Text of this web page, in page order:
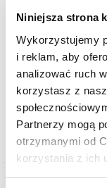
Niniejsza strona
Wykorzystujemy
i reklam, aby
analizować ruch
korzystasz z
Partnerzy mogą
otrzymanymi od
korzystania z ich
Aviator Airacobra GMT
2 990 zł